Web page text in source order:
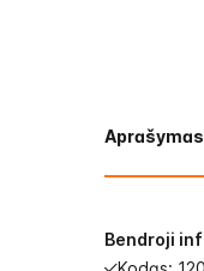
Aprašymas
Bendroji